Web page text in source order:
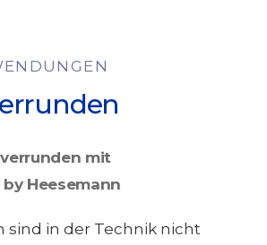
mit
Heesemann
sind in der Technik nicht